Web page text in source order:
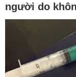
người do